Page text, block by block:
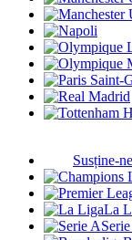
Susține-
La